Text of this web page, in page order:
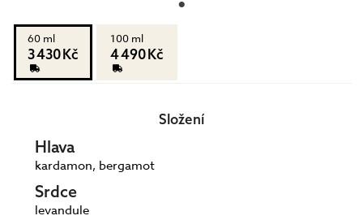
60 ml
3 430 Kč
100 ml
4 490 Kč
Složení
Hlava
kardamon, bergamot
Srdce
levandule